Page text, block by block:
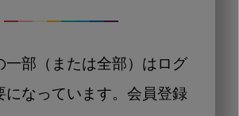
一部（または全部）はログ
になっています。会員登録